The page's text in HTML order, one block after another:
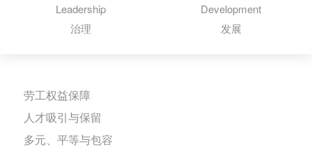
Leadership
治理
Development
发展
劳工权益保障
人才吸引与保留
多元、平等与包容